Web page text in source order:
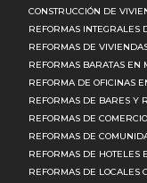
CONSTRUCCIÓN DE
REFORMAS
REFORMAS DE
REFORMAS BARATAS EN
REFORMA DE OFICINAS
REFORMAS DE BARES Y
REFORMAS DE
REFORMAS DE
REFORMAS DE HOTELES
REFORMAS DE LOCALES